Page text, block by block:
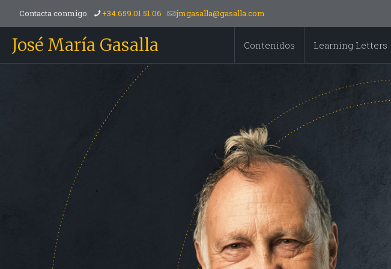
Contacta conmigo +34.659.01.51.06 jmgasalla@gasalla.com
José María Gasalla Contenidos Learning Letters